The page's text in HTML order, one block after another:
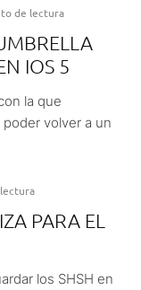
de lectura
IOS 5
la que
volver a un
PARA EL
los SHSH en